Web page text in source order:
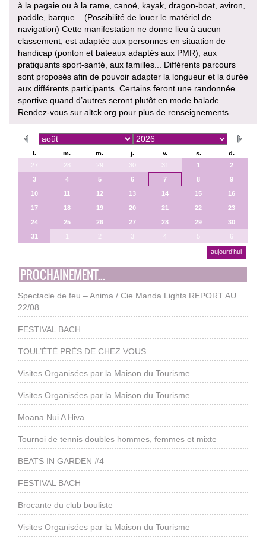
à la pagaie ou à la rame, canoë, kayak, dragon-boat, aviron,
paddle, barque... (Possibilité de louer le matériel de
navigation) Cette manifestation ne donne lieu à aucun
classement, est adaptée aux personnes en situation de
handicap (ponton et bateaux adaptés aux PMR), aux
pratiquants sport-santé, aux familles... Différents parcours
sont proposés afin de pouvoir adapter la longueur et la durée
aux différents participants. Certains feront une randonnée
sportive quand d’autres seront plutôt en mode balade.
Rendez-vous sur altck.org pour plus de renseignements.
l. m. m. j. v. s.
d.
27
28 29 30 31 1
2
3
4 5 6 7 8
9
10
11 12 13 14 15
16
17
18 19 20 21 22
23
24
25 26 27 28 29
30
31
1 2 3 4 5 6
aujourd’hui
PROCHAINEMENT...
Spectacle de feu – Anima / Cie Manda Lights REPORT AU
22/08
FESTIVAL BACH
TOUL’ÉTÉ PRÈS DE CHEZ VOUS
Visites Organisées par la Maison du Tourisme
Visites Organisées par la Maison du Tourisme
Moana Nui A Hiva
Tournoi de tennis doubles hommes, femmes et mixte
BEATS IN GARDEN #4
FESTIVAL BACH
Brocante du club bouliste
Visites Organisées par la Maison du Tourisme